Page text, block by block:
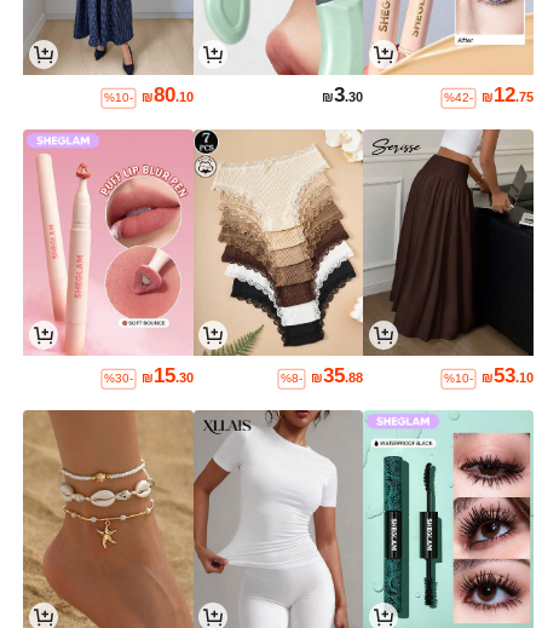
₪12.75
%42-
₪3.30
₪80.10
%10-
₪53.10
%10-
₪35.88
%8-
₪15.30
%30-